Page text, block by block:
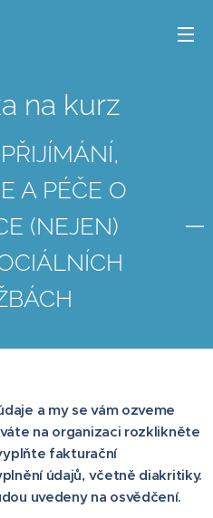
na kurz
A PÉČE O
(NEJEN)
a my se vám ozveme
na organizaci rozklikněte
fakturační
údajů, včetně diakritiky.
uvedeny na osvědčení.